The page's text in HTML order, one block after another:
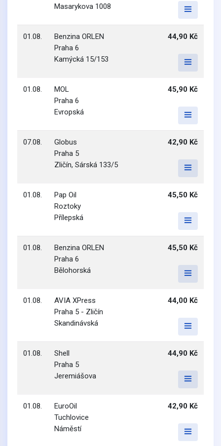
Masarykova 1008
01.08.
Benzina ORLEN
Praha 6
Kamýcká 15/153
44,90 Kč
01.08.
MOL
Praha 6
Evropská
45,90 Kč
07.08.
Globus
Praha 5
Zličín, Sárská 133/5
42,90 Kč
01.08.
Pap Oil
Roztoky
Přílepská
45,50 Kč
01.08.
Benzina ORLEN
Praha 6
Bělohorská
45,50 Kč
01.08.
AVIA XPress
Praha 5 - Zličín
Skandinávská
44,00 Kč
01.08.
Shell
Praha 5
Jeremiášova
44,90 Kč
01.08.
EuroOil
Tuchlovice
Náměstí
42,90 Kč